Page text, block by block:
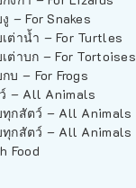
– For Snakes
ต่าน้ำ – For Turtles
ต่าบก – For Tortoises
บ – For Frogs
– All Animals
ทุกสัตว์ – All Animals
ทุกสัตว์ – All Animals
Food